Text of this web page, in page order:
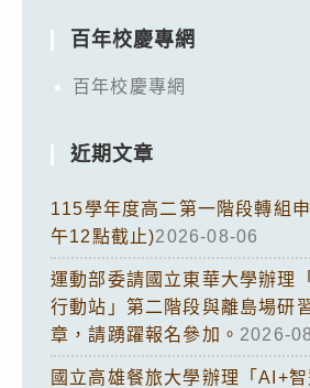
百年校慶專網
百年校慶專網
近期文章
115學年度高二第一階段轉組
午12點截止)2026-08-06
運動部委請國立東華大學辦理
行動站」第二階段與離島場研
章，請踴躍報名參加。 2026-
國立高雄餐旅大學辦理「AI+